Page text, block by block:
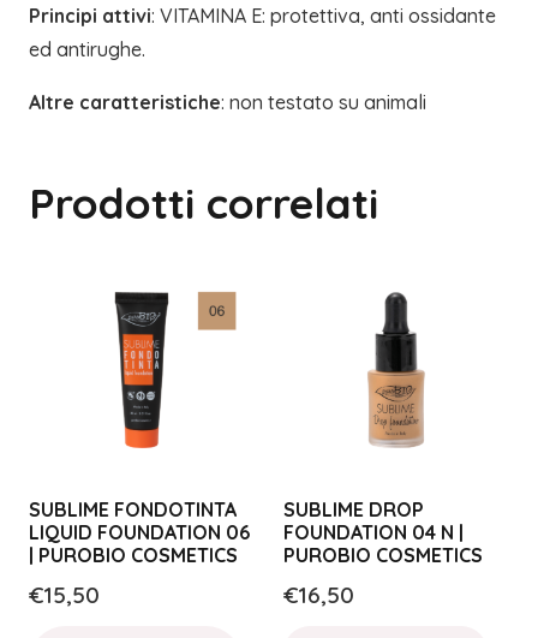
Principi attivi: VITAMINA E: protettiva, anti ossidante
ed antirughe.
Altre caratteristiche: non testato su animali
Prodotti correlati
SUBLIME FONDOTINTA
LIQUID FOUNDATION 06
| PUROBIO COSMETICS
€15,50
SUBLIME DROP
FOUNDATION 04 N |
PUROBIO COSMETICS
€16,50